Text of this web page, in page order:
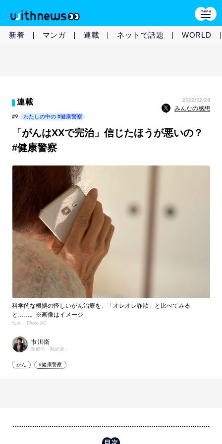
新着 マンガ 連載 ネットで話題 WORLD
連載 2022/02/28
みんなの感想
#9 わたしの中の #健康警察
「がんはXXで完治」信じたほうが悪いの？
#健康警察
科学的な根拠の怪しいがん治療を、「オレオレ詐欺」と比べてみる
と……。※画像はイメージ
出典： Photo AC
市川衛
医療の「翻訳家」
がん #健康警察